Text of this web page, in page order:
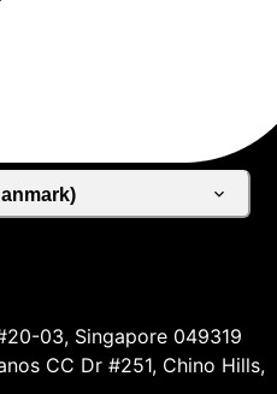
03, Singapore 049319
CC Dr #251, Chino Hills,